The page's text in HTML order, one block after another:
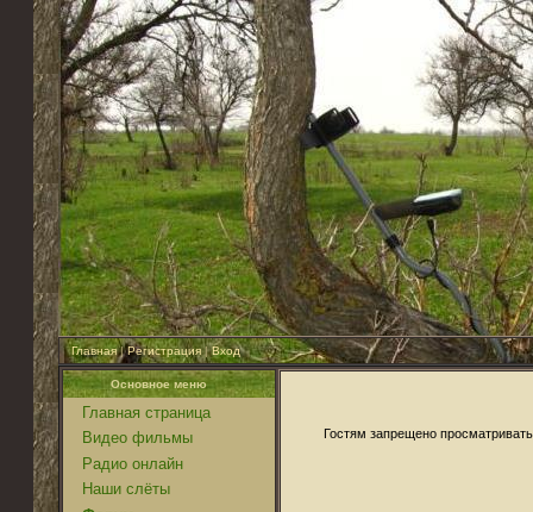
Главная|Регистрация|Вход
Основное меню
Главная страница
Видео фильмы
Радио онлайн
Наши слёты
Гостям запрещено